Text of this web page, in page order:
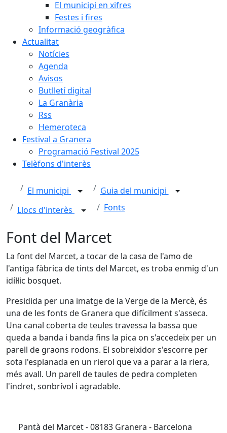
El municipi en xifres
Festes i fires
Informació geogràfica
Actualitat
Notícies
Agenda
Avisos
Butlletí digital
La Granària
Rss
Hemeroteca
Festival a Granera
Programació Festival 2025
Telèfons d'interès
El municipi
Guia del municipi
Llocs d'interès
Fonts
Font del Marcet
La font del Marcet, a tocar de la casa de l'amo de
l'antiga fàbrica de tints del Marcet, es troba enmig d'un
idíl·lic bosquet.
Presidida per una imatge de la Verge de la Mercè, és
una de les fonts de Granera que difícilment s'asseca.
Una canal coberta de teules travessa la bassa que
queda a banda i banda fins la pica on s'accedeix per un
parell de graons rodons. El sobreixidor s'escorre per
sota l'esplanada en un rierol que va a parar a la riera,
més avall. Un parell de taules de pedra completen
l'indret, sonbrívol i agradable.
Pantà del Marcet - 08183 Granera - Barcelona